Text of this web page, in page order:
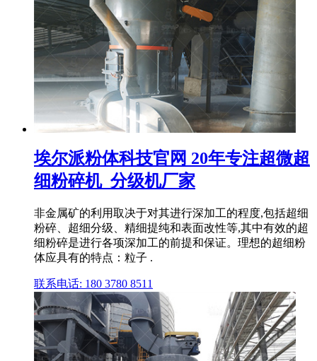
埃尔派粉体科技官网 20年专注超微超
细粉碎机_分级机厂家
非金属矿的利用取决于对其进行深加工的程度,包括超细
粉碎、超细分级、精细提纯和表面改性等,其中有效的超
细粉碎是进行各项深加工的前提和保证。理想的超细粉
体应具有的特点：粒子 .
联系电话: 180 3780 8511